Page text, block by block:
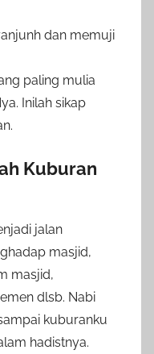
dan memuji
paling mulia
Inilah sikap
Kuburan
jalan
masjid,
masjid,
dlsb. Nabi
kuburanku
hadistnya.